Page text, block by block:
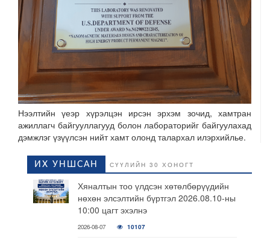
Нээлтийн үеэр хүрэлцэн ирсэн эрхэм зочид, хамтран
ажиллагч байгууллагууд болон лабораторийг байгуулахад
дэмжлэг үзүүлсэн нийт хамт олонд талархал илэрхийлье.
ИХ УНШСАН СҮҮЛИЙН 30 ХОНОГТ
Хяналтын тоо үлдсэн хөтөлбөрүүдийн
нөхөн элсэлтийн бүртгэл 2026.08.10-ны
10:00 цагт эхэлнэ
2026-08-07 10107